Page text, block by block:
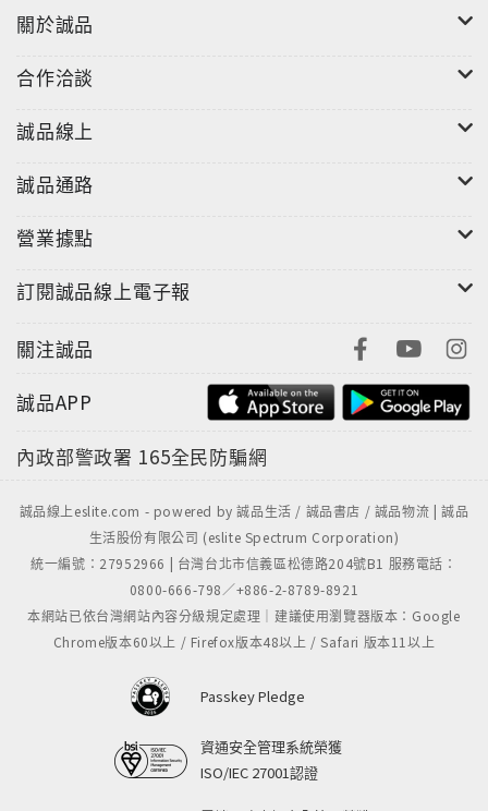
關於誠品
合作洽談
誠品線上
誠品通路
營業據點
訂閱誠品線上電子報
關注誠品
誠品APP
內政部警政署 165全民防騙網
誠品線上eslite.com - powered by 誠品生活 / 誠品書店 / 誠品物流 | 誠品
生活股份有限公司 (eslite Spectrum Corporation)
統一編號：27952966 | 台灣台北市信義區松德路204號B1 服務電話：
0800-666-798／+886-2-8789-8921
本網站已依台灣網站內容分級規定處理｜建議使用瀏覽器版本：Google
Chrome版本60以上 / Firefox版本48以上 / Safari 版本11以上
Passkey Pledge
資通安全管理系統榮獲
ISO/IEC 27001認證